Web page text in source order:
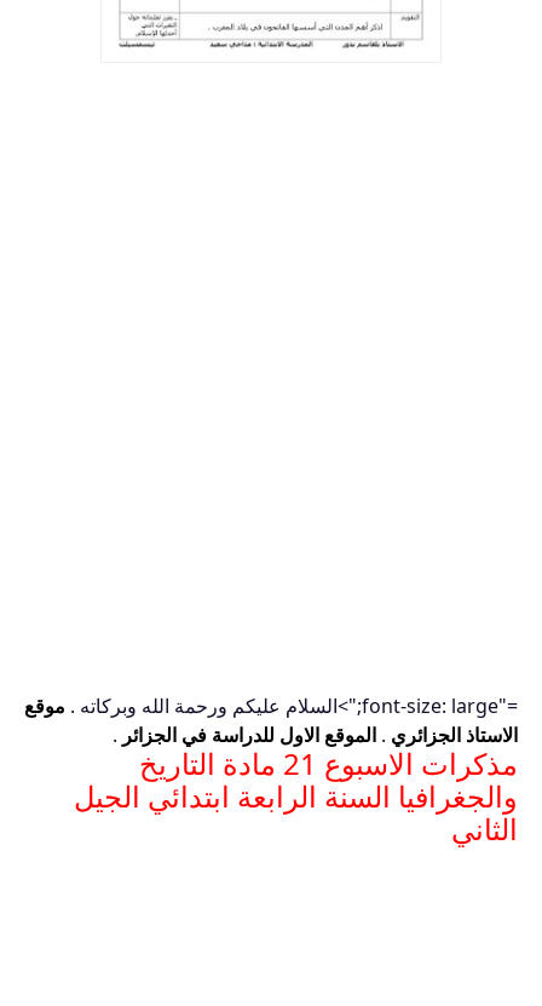
="font-size: large;">السلام عليكم ورحمة الله وبركاته .
موقع
الاستاذ الجزائري . الموقع الاول للدراسة في الجزائر .
مذكرات الاسبوع 21 مادة التاريخ
والجغرافيا السنة الرابعة ابتدائي الجيل
الثاني